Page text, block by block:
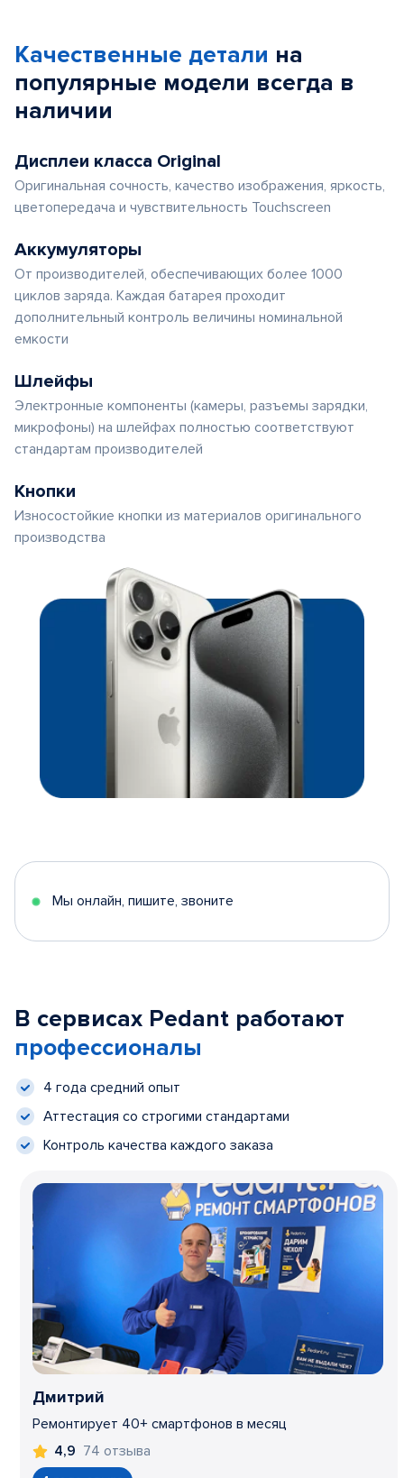
Качественные детали на
популярные модели всегда в
наличии
Дисплеи класса Original
Оригинальная сочность, качество изображения, яркость,
цветопередача и чувствительность Touchscreen
Аккумуляторы
От производителей, обеспечивающих более 1000
циклов заряда. Каждая батарея проходит
дополнительный контроль величины номинальной
емкости
Шлейфы
Электронные компоненты (камеры, разъемы зарядки,
микрофоны) на шлейфах полностью соответствуют
стандартам производителей
Кнопки
Износостойкие кнопки из материалов оригинального
производства
Мы онлайн, пишите, звоните
В сервисах Pedant работают
профессионалы
4 года средний опыт
Аттестация со строгими стандартами
Контроль качества каждого заказа
Дмитрий
Ремонтирует 40+ смартфонов в месяц
4,9 74 отзыва